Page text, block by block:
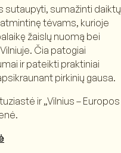
sutaupyti, sumažinti daiktų
tėvams, kurioje
žaislų nuomą bei
Čia patogiai
ir pateikti praktiniai
pirkinių gausa.
ir „Vilnius – Europos